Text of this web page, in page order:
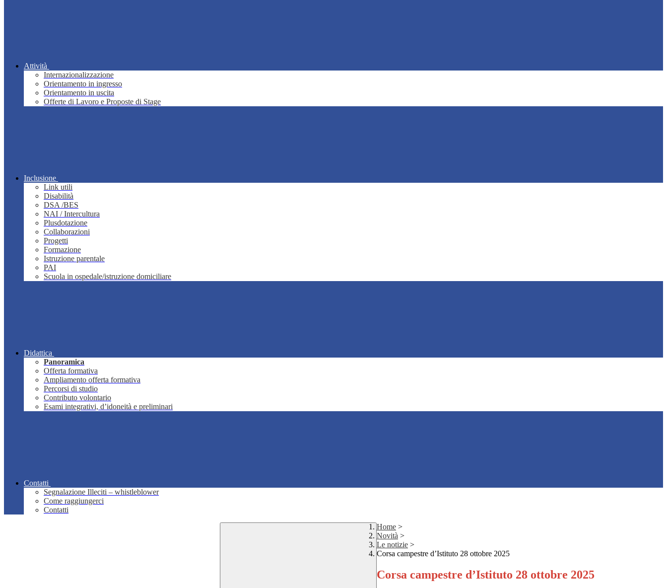
Attività
Internazionalizzazione
Orientamento in ingresso
Orientamento in uscita
Offerte di Lavoro e Proposte di Stage
Inclusione
Link utili
Disabilità
DSA /BES
NAI / Intercultura
Plusdotazione
Collaborazioni
Progetti
Formazione
Istruzione parentale
PAI
Scuola in ospedale/istruzione domiciliare
Didattica
Panoramica
Offerta formativa
Ampliamento offerta formativa
Percorsi di studio
Contributo volontario
Esami integrativi, d’idoneità e preliminari
Contatti
Segnalazione Illeciti – whistleblower
Come raggiungerci
Contatti
Home >
Novità >
Le notizie >
Corsa campestre d’Istituto 28 ottobre 2025
Corsa campestre d’Istituto 28 ottobre 2025